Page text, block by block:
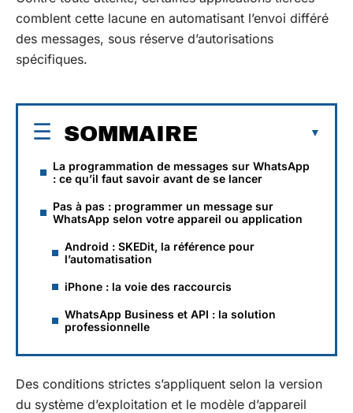
comblent cette lacune en automatisant l’envoi différé
des messages, sous réserve d’autorisations
spécifiques.
SOMMAIRE
La programmation de messages sur WhatsApp
: ce qu’il faut savoir avant de se lancer
Pas à pas : programmer un message sur
WhatsApp selon votre appareil ou application
Android : SKEDit, la référence pour
l’automatisation
iPhone : la voie des raccourcis
WhatsApp Business et API : la solution
professionnelle
Des conditions strictes s’appliquent selon la version
du système d’exploitation et le modèle d’appareil